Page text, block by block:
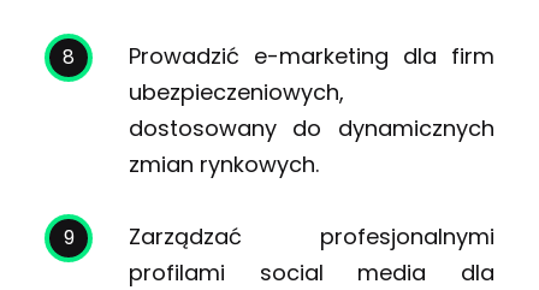
Prowadzić e-marketing dla firm
ubezpieczeniowych,
dostosowany do dynamicznych
zmian rynkowych.
Zarządzać profesjonalnymi
profilami social media dla